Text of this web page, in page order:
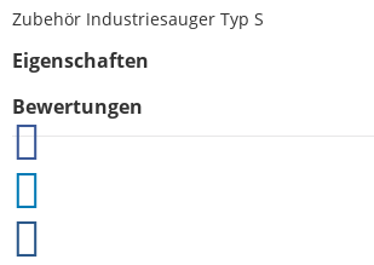
Zubehör Industriesauger Typ S
Eigenschaften
Bewertungen